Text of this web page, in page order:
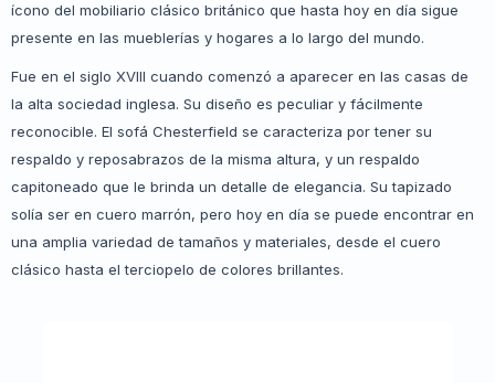
ícono del mobiliario clásico británico que hasta hoy en día sigue
presente en las mueblerías y hogares a lo largo del mundo.
Fue en el siglo XVIII cuando comenzó a aparecer en las casas de
la alta sociedad inglesa. Su diseño es peculiar y fácilmente
reconocible. El sofá Chesterfield se caracteriza por tener su
respaldo y reposabrazos de la misma altura, y un respaldo
capitoneado que le brinda un detalle de elegancia. Su tapizado
solía ser en cuero marrón, pero hoy en día se puede encontrar en
una amplia variedad de tamaños y materiales, desde el cuero
clásico hasta el terciopelo de colores brillantes.